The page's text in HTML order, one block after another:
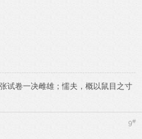
试卷一决雌雄；懦夫，概以鼠目之寸
9#